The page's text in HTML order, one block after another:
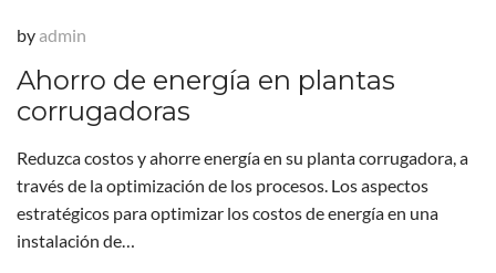
by admin
Ahorro de energía en plantas
corrugadoras
Reduzca costos y ahorre energía en su planta corrugadora, a
través de la optimización de los procesos. Los aspectos
estratégicos para optimizar los costos de energía en una
instalación de…